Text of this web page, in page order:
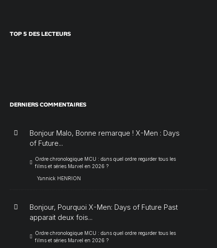
TOP 5 DES LECTEURS
DERNIERS COMMENTAIRES
Bonjour Malo, Bonne remarque ! X-Men : Days
of Future...
Ordre chronologique MCU : dans quel ordre regarder tous les
films et séries Marvel en 2026 ?
Yannick HENRION
Bonjour, Pourquoi X-Men: Days of Future Past
apparait deux fois...
Ordre chronologique MCU : dans quel ordre regarder tous les
films et séries Marvel en 2026 ?